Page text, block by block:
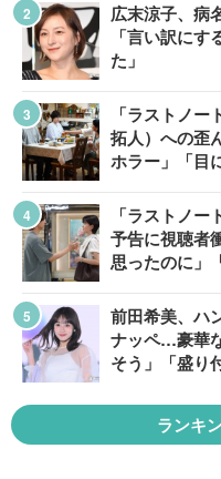
広末涼子、病
「言い訳に
た」
「ラストノ
拓人）への歪
ホラー」「目
「ラストノ
予告に視聴者
思ったのに」
前田希美、ハ
ナッペ…豪華
そう」「盛り
ランキ